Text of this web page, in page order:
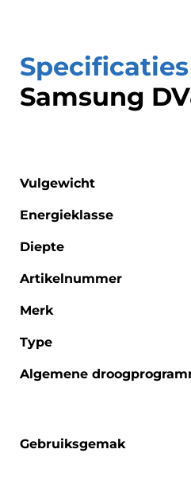
Specificaties
Samsung
Vulgewicht
Energieklasse
Diepte
Artikelnummer
Merk
Type
Algemene
Gebruiksgemak